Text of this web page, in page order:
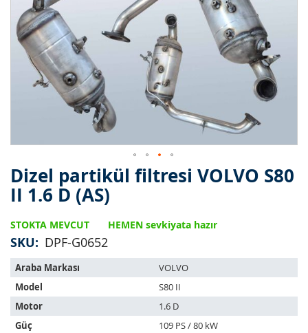
Dizel partikül filtresi VOLVO S80
II 1.6 D (AS)
STOKTA MEVCUT
SKU DPF-G0652
HEMEN sevkiyata hazır
Bu
ürün
aşağıdaki
araçlara
uyar:
Araba Markası
VOLVO
Model
S80 II
Motor
1.6 D
Güç
109 PS / 80 kW
Resim
galerisinin
başlangıcına